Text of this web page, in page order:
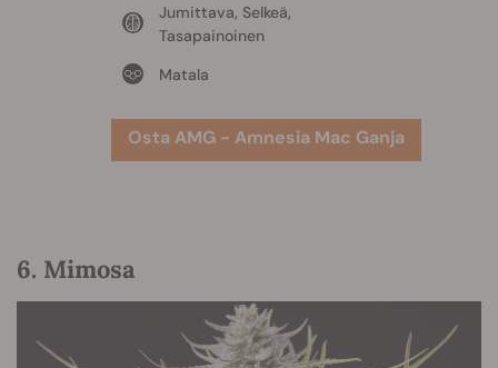
Jumittava, Selkeä,
Tasapainoinen
Matala
Osta AMG - Amnesia Mac Ganja
6. Mimosa